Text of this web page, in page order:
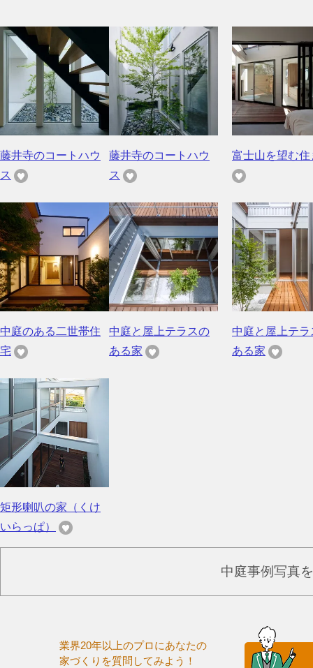
藤井寺のコートハウ
ス
藤井寺のコートハウ
ス
富士山を望む住
中庭のある二世帯住
宅
中庭と屋上テラスの
ある家
中庭と屋上テラ
ある家
矩形喇叭の家（くけ
いらっぱ）
中庭事例写真
業界20年以上のプロにあなたの
家づくりを質問してみよう！